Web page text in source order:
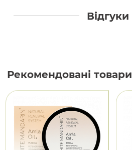
Відгуки
Рекомендовані товари